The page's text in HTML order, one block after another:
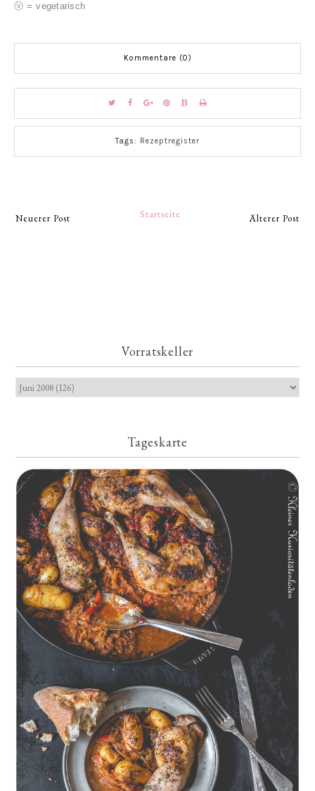
ⓥ = vegetarisch
Kommentare (0)
Tags: Rezeptregister
Neuerer Post Älterer Post
Startseite
Vorratskeller
Tageskarte
Geschmorte Hähnchenschenkel auf Paprikakraut und kleinen
Kartoffeln